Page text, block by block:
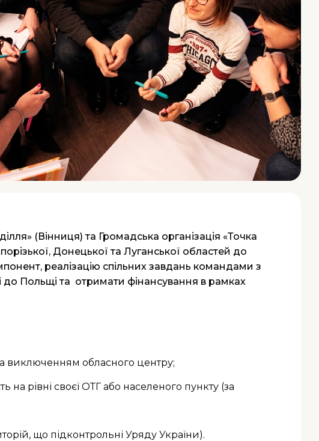
(Вінниця) та Громадська організація «Точка
Донецької та Луганської областей до
реалізацію спільних завдань командами з
до Польщі та отримати фінансування в рамках
виключенням обласного центру;
на рівні своєї ОТГ або населеного пункту (за
що підконтрольні Уряду України).